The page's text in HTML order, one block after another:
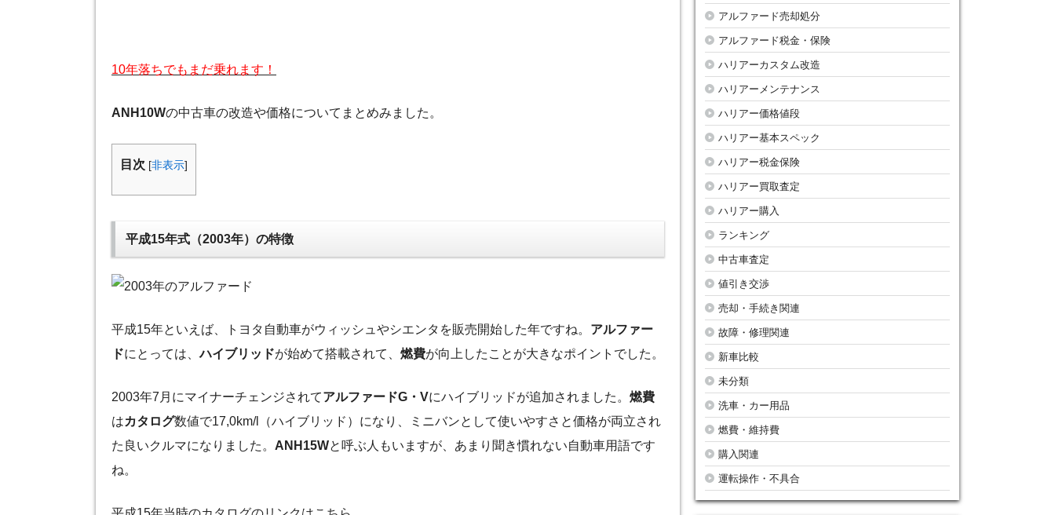
10年落ちでもまだ乗れます！
ANH10Wの中古車の改造や価格についてまとめみました。
目次 [非表示]
平成15年式（2003年）の特徴
平成15年といえば、トヨタ自動車がウィッシュやシエンタを販売開始した年ですね。 アルファー
ドにとっては、ハイブリッドが始めて搭載されて、 燃費が向上したことが大きなポイントでした。
2003年7月にマイナーチェンジされてアルファードG・Vにハイブリッドが追加されました。 燃費
はカタログ数値で17,0km/l（ハイブリッド）になり、ミニバンとして使いやすさと価格が両立され
た良いクルマになりました。 ANH15Wと呼ぶ人もいますが、あまり聞き慣れない自動車用語です
ね。
アルファード売却処分
アルファード税金・保険
ハリアーカスタム改造
ハリアーメンテナンス
ハリアー価格値段
ハリアー基本スペック
ハリアー税金保険
ハリアー買取査定
ハリアー購入
ランキング
中古車査定
値引き交渉
売却・手続き関連
故障・修理関連
新車比較
未分類
洗車・カー用品
燃費・維持費
購入関連
運転操作・不具合